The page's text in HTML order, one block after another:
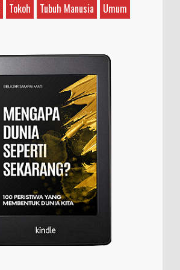
Tokoh Tubuh Manusia Umum